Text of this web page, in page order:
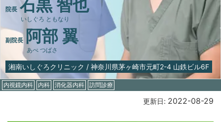
院長 石黒 智也
いしぐろ ともなり
副院長 阿部 翼
あべ つばさ
湘南いしぐろクリニック / 神奈川県茅ヶ崎市元町2-4 山鉄ビル6F
内視鏡内科 内科 消化器内科 訪問診療
更新日: 2022-08-29